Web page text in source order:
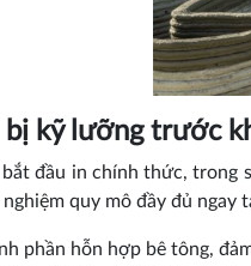
bị kỹ lưỡng trước
đầu in chính thức, trong
nghiệm quy mô đầy đủ ngay
phần hỗn hợp bê tông,